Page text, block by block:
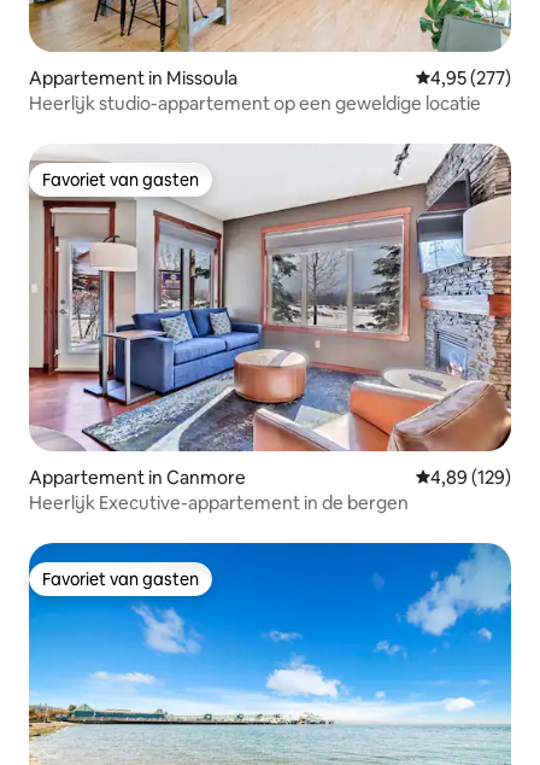
Appartement in Missoula Gemiddelde
4,95 (277)
Heerlijk studio-appartement op een geweldige locatie
Favoriet van gasten
Favoriet van gasten
Appartement in Canmore Gemiddelde
4,89 (129)
Heerlijk Executive-appartement in de bergen
Favoriet van gasten
Favoriet van gasten